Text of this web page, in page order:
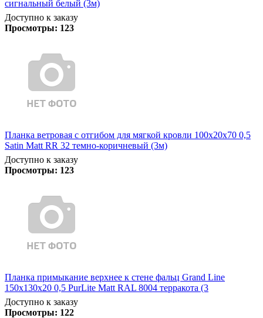
сигнальный белый (3м)
Доступно к заказу
Просмотры: 123
Планка ветровая с отгибом для мягкой кровли 100х20х70 0,5
Satin Matt RR 32 темно-коричневый (3м)
Доступно к заказу
Просмотры: 123
Планка примыкание верхнее к стене фальц Grand Line
150х130х20 0,5 PurLite Matt RAL 8004 терракота (3
Доступно к заказу
Просмотры: 122